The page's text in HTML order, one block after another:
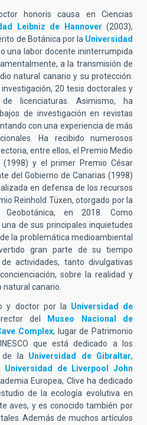
honoris causa en Ciencias
Leibniz de Hannover (2003),
de Botánica por la Universidad
una labor docente ininterrumpida
a la transmisión de
natural canario y su protección.
20 tesis doctorales y
licenciaturas. Asimismo, ha
de investigación en revistas
con una experiencia de más
Ha recibido numerosos
entre ellos, el Premio Medio
y el primer Premio César
del Gobierno de Canarias (1998)
en defensa de los recursos
Reinhold Tüxen, otorgado por la
en 2018. Como
de sus principales inquietudes
la problemática medioambiental
gran parte de su tiempo
actividades, tanto divulgativas
sobre la realidad y
canario.
y doctor por la Universidad de
del Museo Nacional de
Complex, lugar de Patrimonio
que está dedicado a los
de la Universidad de Gibraltar,
Universidad de Liverpool John
Europea, Clive ha dedicado
de la ecología evolutiva en
aves, y es conocido también por
Además de muchos artículos